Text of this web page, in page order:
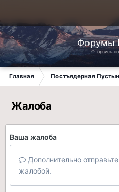
Форумы
Оторвись
Главная Постъядерная
Жалоба
Ваша жалоба
Дополнительно
жалобой.